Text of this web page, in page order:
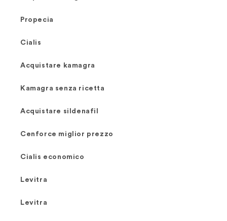
Propecia
Cialis
Acquistare kamagra
Kamagra senza ricetta
Acquistare sildenafil
Cenforce miglior prezzo
Cialis economico
Levitra
Levitra